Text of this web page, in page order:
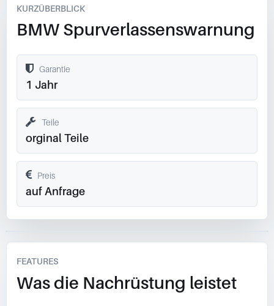
KURZÜBERBLICK
BMW Spurverlassenswarnung
Garantie
1 Jahr
Teile
orginal Teile
Preis
auf Anfrage
FEATURES
Was die Nachrüstung leistet